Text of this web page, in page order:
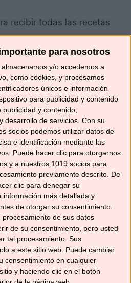
para nosotros
almacenamos y/o accedemos a
como cookies, y procesamos
únicos e información
para publicidad y contenido
y contenido,
desarrollo de servicios. Con su
socios podemos utilizar datos de
e identificación mediante las
Puede hacer clic para otorgarnos
y a nuestros 1019 socios para
previamente descrito. De
clic para denegar su
información más detallada y
de otorgar su consentimiento.
de sus datos
de su consentimiento, pero usted
tal procesamiento. Sus
a este sitio web. Puede cambiar
consentimiento en cualquier
y haciendo clic en el botón
recibir todas las recetas